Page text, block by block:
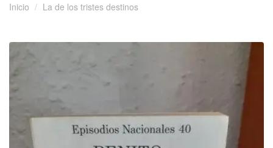
Inicio
La de los tristes destinos